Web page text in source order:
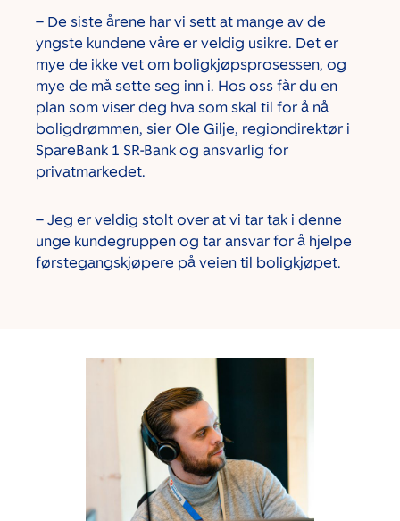
– De siste årene har vi sett at mange av de
yngste kundene våre er veldig usikre. Det er
mye de ikke vet om boligkjøpsprosessen, og
mye de må sette seg inn i. Hos oss får du en
plan som viser deg hva som skal til for å nå
boligdrømmen, sier Ole Gilje, regiondirektør i
SpareBank 1 SR-Bank og ansvarlig for
privatmarkedet.
– Jeg er veldig stolt over at vi tar tak i denne
unge kundegruppen og tar ansvar for å hjelpe
førstegangskjøpere på veien til boligkjøpet.